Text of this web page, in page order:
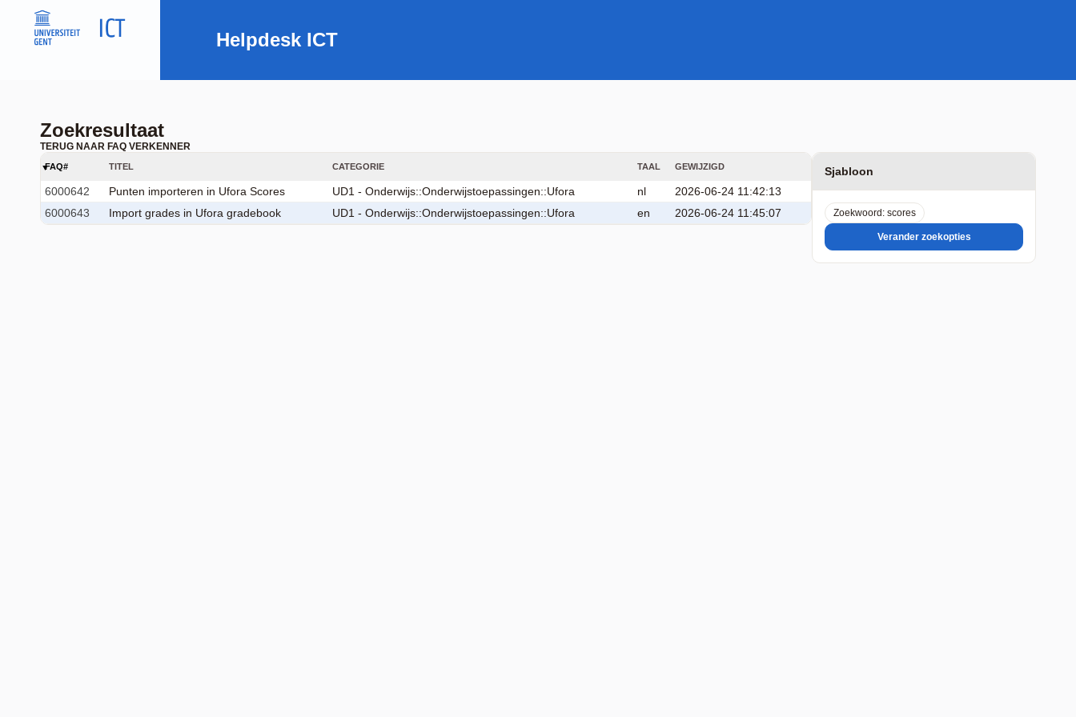
Helpdesk ICT
Zoekresultaat
TERUG NAAR FAQ VERKENNER
Sjabloon
Zoekwoord: scores
Verander zoekopties
FAQ# TITEL CATEGORIE TAAL GEWIJZIGD
6000642 Punten importeren in Ufora Scores UD1 - Onderwijs::Onderwijstoepassingen::Ufora nl
2026-06-24 11:42:13
6000643
Import grades in Ufora gradebook UD1 - Onderwijs::Onderwijstoepassingen::Ufora en 2026-06-24 11:45:07